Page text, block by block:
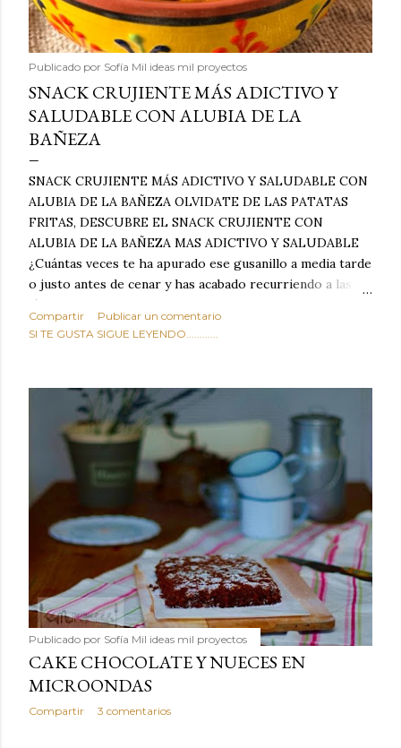
Publicado por Sofía Mil ideas mil proyectos
SNACK CRUJIENTE MÁS ADICTIVO Y
SALUDABLE CON ALUBIA DE LA
BAÑEZA
SNACK CRUJIENTE MÁS ADICTIVO Y SALUDABLE CON
ALUBIA DE LA BAÑEZA OLVIDATE DE LAS PATATAS
FRITAS, DESCUBRE EL SNACK CRUJIENTE CON
ALUBIA DE LA BAÑEZA MAS ADICTIVO Y SALUDABLE
¿Cuántas veces te ha apurado ese gusanillo a media tarde
o justo antes de cenar y has acabado recurriendo a las
típicas patatas de bolsa, frutos secos fritos o snacks
ultraprocesados llenos de grasas saturadas y sodio?
sabroso, con ese toque tostado y crujiente que tanto nos
satisface. Estas alubias crujientes al horno van a cambiar
por completo tu forma de ver las legumbres. Olvídate de
asociar las alubias únicamente a los guisos tradicionales y
copiosos de invierno. Con esta receta simple pero
revolucionaria, transformaremos un ingrediente tan
humilde como la alubia de La Bañeza en un snack ligero,
dorado, cargado de proteína y 100% natural. Es el
sustituto perfecto a los frutos se...
Compartir
Publicar un comentario
SI TE GUSTA SIGUE LEYENDO............
Publicado por Sofía Mil ideas mil proyectos
CAKE CHOCOLATE Y NUECES EN
MICROONDAS
Compartir 3 comentarios